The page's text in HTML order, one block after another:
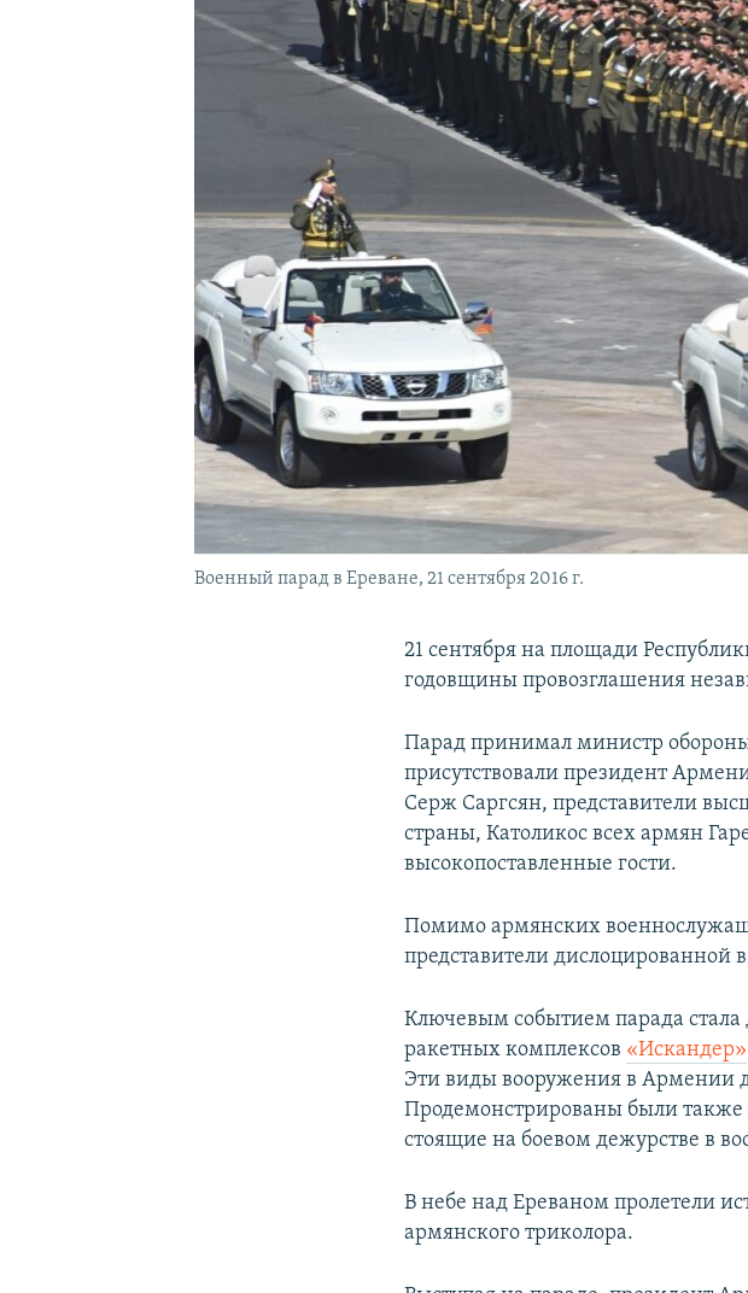
Военный парад в Ереване, 21 сентября 2016 г.
21 сентября на площади
годовщины провозглашения
Парад принимал министр
присутствовали президент
Серж Саргсян, представители
страны, Католикос всех армян
высокопоставленные гости.
Помимо армянских
представители дислоцированной
Ключевым событием парада
ракетных комплексов «Искандер»
Эти виды вооружения в Армении
Продемонстрированы были также
стоящие на боевом дежурстве в
В небе над Ереваном пролетели
армянского триколора.